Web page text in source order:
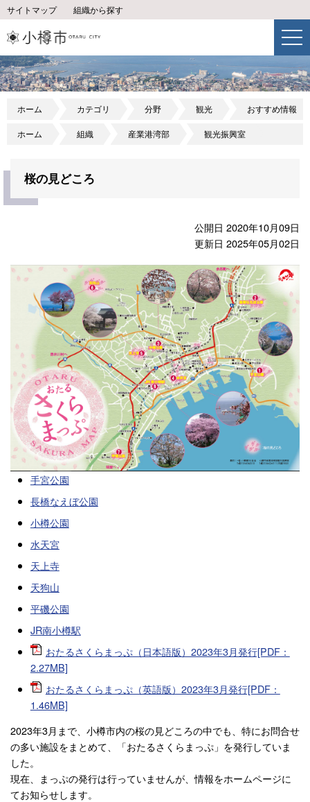
サイトマップ 組織から探す
ホーム カテゴリ 分野 観光 おすすめ情報
ホーム 組織 産業港湾部 観光振興室
桜の見どころ
公開日 2020年10月09日
更新日 2025年05月02日
手宮公園
長橋なえぼ公園
小樽公園
水天宮
天上寺
天狗山
平磯公園
JR南小樽駅
おたるさくらまっぷ（日本語版）2023年3月発行[PDF：
2.27MB]
おたるさくらまっぷ（英語版）2023年3月発行[PDF：
1.46MB]
2023年3月まで、小樽市内の桜の見どころの中でも、特にお問合せ
の多い施設をまとめて、「おたるさくらまっぷ」を発行していま
した。
現在、まっぷの発行は行っていませんが、情報をホームページに
てお知らせします。